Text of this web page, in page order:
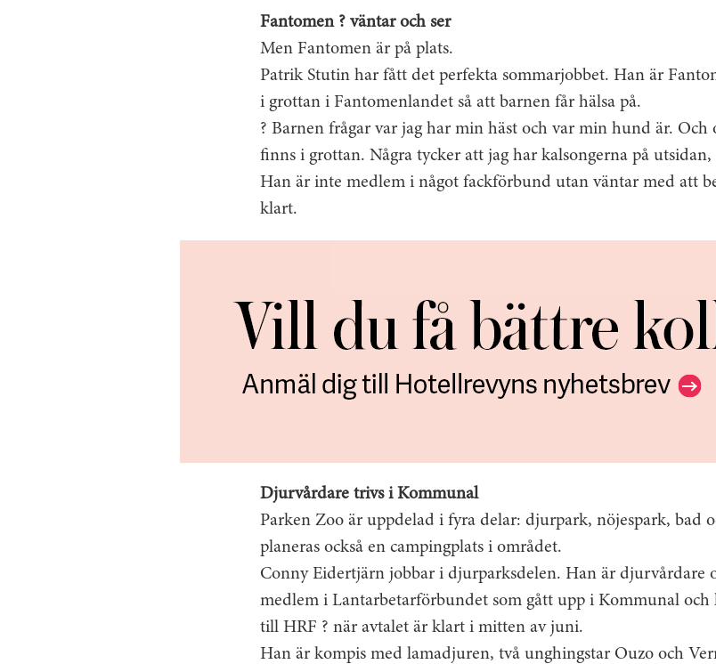
Fantomen ? väntar och ser
Men Fantomen är på plats.
Patrik Stutin har fått det perfekta sommarjobbet. Han är
i grottan i Fantomenlandet så att barnen får hälsa på.
? Barnen frågar var jag har min häst och var min hund är. Och
finns i grottan. Några tycker att jag har kalsongerna på utsidan,
Han är inte medlem i något fackförbund utan väntar med att
klart.
Djurvårdare trivs i Kommunal
Parken Zoo är uppdelad i fyra delar: djurpark, nöjespark, bad
planeras också en campingplats i området.
Conny Eidertjärn jobbar i djurparksdelen. Han är djurvårdare
medlem i Lantarbetarförbundet som gått upp i Kommunal och
till HRF ? när avtalet är klart i mitten av juni.
Han är kompis med lamadjuren, två unghingstar Ouzo och